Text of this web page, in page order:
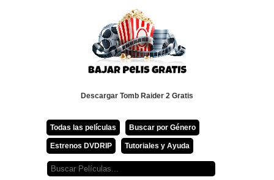
Descargar Tomb Raider 2 Gratis
Todas las películas Buscar por Género
Estrenos DVDRIP Tutoriales y Ayuda